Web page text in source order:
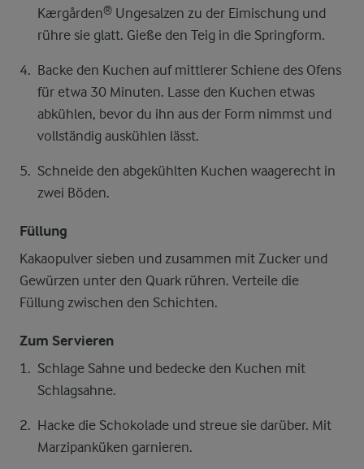
Kærgården® Ungesalzen zu der Eimischung und
rühre sie glatt. Gieße den Teig in die Springform.
Backe den Kuchen auf mittlerer Schiene des Ofens
für etwa 30 Minuten. Lasse den Kuchen etwas
abkühlen, bevor du ihn aus der Form nimmst und
vollständig auskühlen lässt.
Schneide den abgekühlten Kuchen waagerecht in
zwei Böden.
Füllung
Kakaopulver sieben und zusammen mit Zucker und
Gewürzen unter den Quark rühren. Verteile die
Füllung zwischen den Schichten.
Zum Servieren
Schlage Sahne und bedecke den Kuchen mit
Schlagsahne.
Hacke die Schokolade und streue sie darüber. Mit
Marzipanküken garnieren.